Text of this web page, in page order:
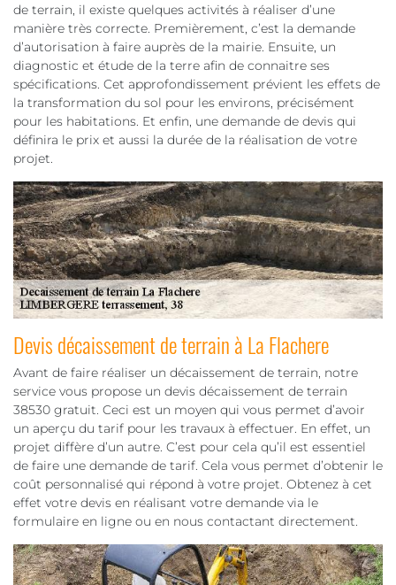
de terrain, il existe quelques activités à réaliser d’une
manière très correcte. Premièrement, c’est la demande
d’autorisation à faire auprès de la mairie. Ensuite, un
diagnostic et étude de la terre afin de connaitre ses
spécifications. Cet approfondissement prévient les effets de
la transformation du sol pour les environs, précisément
pour les habitations. Et enfin, une demande de devis qui
définira le prix et aussi la durée de la réalisation de votre
projet.
Devis décaissement de terrain à La Flachere
Avant de faire réaliser un décaissement de terrain, notre
service vous propose un devis décaissement de terrain
38530 gratuit. Ceci est un moyen qui vous permet d’avoir
un aperçu du tarif pour les travaux à effectuer. En effet, un
projet diffère d’un autre. C’est pour cela qu’il est essentiel
de faire une demande de tarif. Cela vous permet d’obtenir le
coût personnalisé qui répond à votre projet. Obtenez à cet
effet votre devis en réalisant votre demande via le
formulaire en ligne ou en nous contactant directement.